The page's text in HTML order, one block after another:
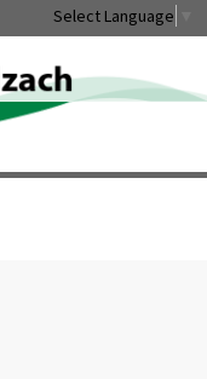
Select Language